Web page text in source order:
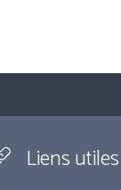
Liens utiles